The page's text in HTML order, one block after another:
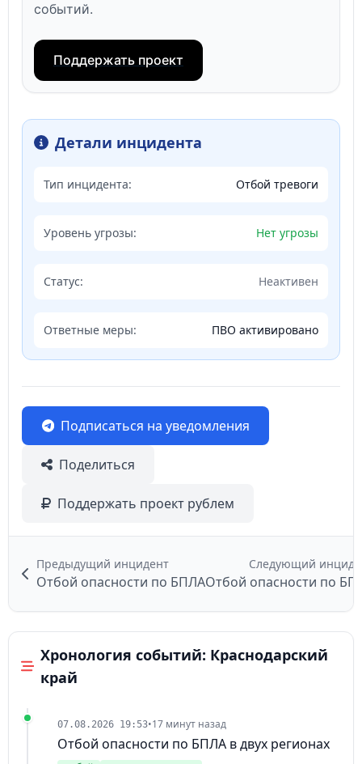
событий.
Поддержать проект
Детали инцидента
Тип инцидента: Отбой тревоги
Уровень угрозы: Нет угрозы
Статус: Неактивен
Ответные меры: ПВО активировано
Подписаться на уведомления
Поделиться
Поддержать проект рублем
Предыдущий инцидент
Отбой опасности по БПЛА
Следующий
Отбой опасности по
Хронология событий: Краснодарский
край
07.08.2026 19:53•17 минут назад
Отбой опасности по БПЛА в двух регионах